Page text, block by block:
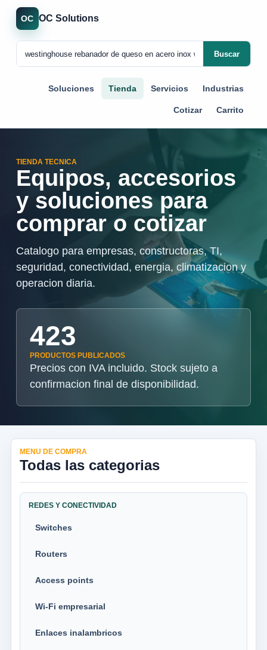
OC OC Solutions
Buscar
Soluciones Tienda Servicios Industrias
Cotizar Carrito
TIENDA TECNICA
Equipos, accesorios
y soluciones para
comprar o cotizar
Catalogo para empresas, constructoras, TI,
seguridad, conectividad, energia, climatizacion y
operacion diaria.
423
PRODUCTOS PUBLICADOS
Precios con IVA incluido. Stock sujeto a
confirmacion final de disponibilidad.
MENU DE COMPRA
Todas las categorias
REDES Y CONECTIVIDAD
Switches
Routers
Access points
Wi-Fi empresarial
Enlaces inalambricos